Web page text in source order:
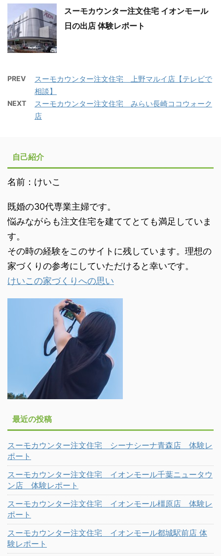
スーモカウンター注文住宅 イオンモール
日の出店 体験レポート
PREV
スーモカウンター注文住宅 上野マルイ店【テレビで
相談】
NEXT
スーモカウンター注文住宅 みらい長崎ココウォーク
店
自己紹介
名前：けいこ
既婚の30代専業主婦です。
悩みながらも注文住宅を建ててとても満足していま
す。
その時の経験をこのサイトに残しています。理想の
家づくりの参考にしていただけると幸いです。
けいこの家づくりへの思い
最近の投稿
スーモカウンター注文住宅 シーナシーナ青森店 体験レ
ポート
スーモカウンター注文住宅 イオンモール千葉ニュータウ
ン店 体験レポート
スーモカウンター注文住宅 イオンモール橿原店 体験レ
ポート
スーモカウンター注文住宅 イオンモール都城駅前店 体
験レポート